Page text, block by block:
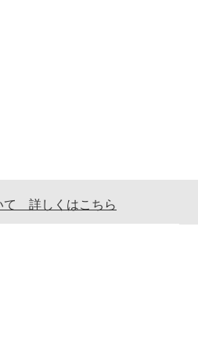
て 詳しくはこちら